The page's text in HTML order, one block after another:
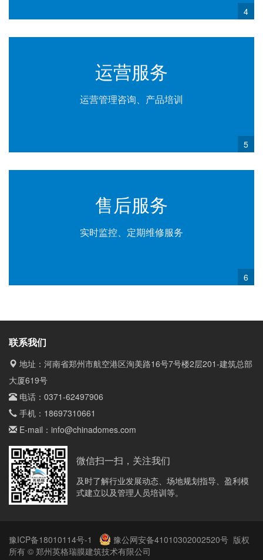
4
运营服务
运营管理咨询、产品培训
5
售后服务
实时监控、定期维修服务
6
联系我们
地址：河南省郑州市航空港区洵美路16号7号楼2层201-建筑总部
大厦619号
电话： 0371-62497906
手机： 18697310661
E-mail： info@chinadomes.com
微信扫一扫，关注我们
及时了解行业发展动态、场地规划指导、盈利模
式建立以及管理人员培训等。
豫ICP备18010114号-1 豫公网安备41010302002520号 版权
所有 © 郑州英格瑞膜建筑技术有限公司